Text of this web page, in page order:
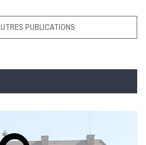
PUBLICATIONS